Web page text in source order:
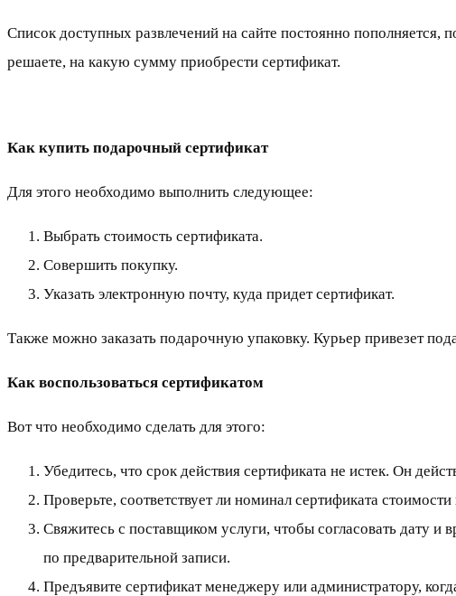
Список доступных развлечений на сайте постоянно
решаете, на какую сумму приобрести сертификат.
Как купить подарочный сертификат
Для этого необходимо выполнить следующее:
Выбрать стоимость сертификата.
Совершить покупку.
Указать электронную почту, куда придет сертификат.
Также можно заказать подарочную упаковку. Курьер привезет
Как воспользоваться сертификатом
Вот что необходимо сделать для этого:
Убедитесь, что срок действия сертификата не истек. Он
Проверьте, соответствует ли номинал сертификата
Свяжитесь с поставщиком услуги, чтобы согласовать дату и
по предварительной записи.
Предъявите сертификат менеджеру или администратору,